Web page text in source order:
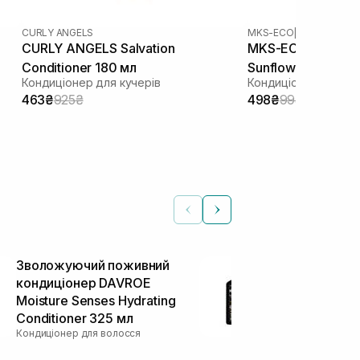
CURLY ANGELS
CURLY ANGELS Salvation
Conditioner 180 мл
Кондиціонер для кучерів
463₴925₴
MKS-ECO
MKS-ECO Color
Sunflower Scent
Кондиціонер для
498₴995₴
Зволожуючий поживний
кондиціонер DAVROE
Moisture Senses Hydrating
Conditioner 325 мл
Кондиціонер для волосся